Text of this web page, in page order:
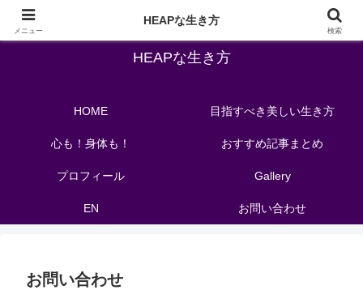
バレエの先生が教える自分を洗練させる教育メソッド
HEAPな生き方
HOME 目指すべき美しい生き方
心も！身体も！ おすすめ記事まとめ
プロフィール Gallery
EN お問い合わせ
お問い合わせ
メニュー
HEAPな生き方
検索